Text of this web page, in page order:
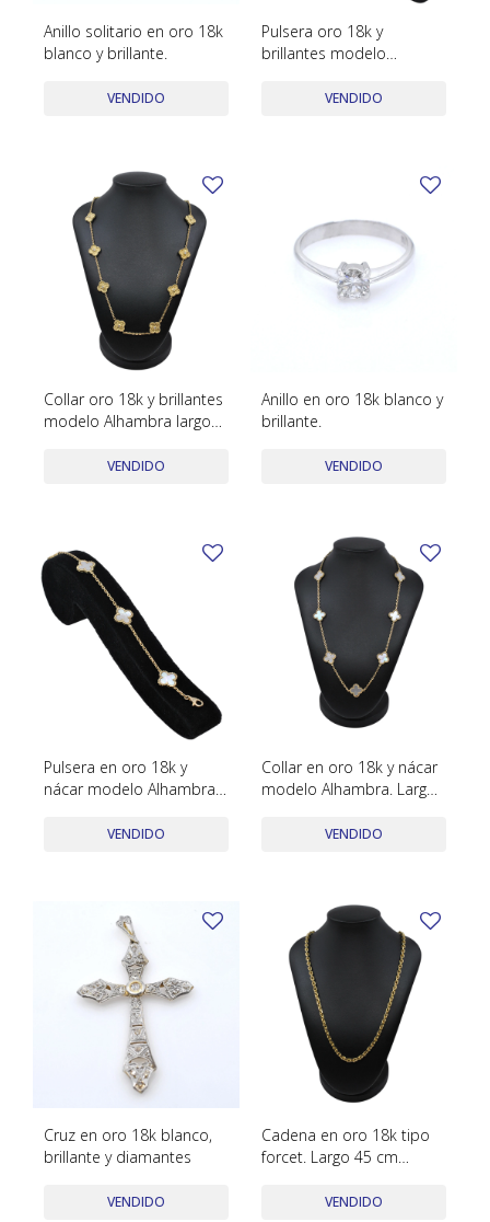
Anillo solitario en oro 18k
blanco y brillante.
VENDIDO
Pulsera oro 18k y
brillantes modelo
VENDIDO
Collar oro 18k y brillantes
modelo Alhambra largo
VENDIDO
Anillo en oro 18k blanco y
brillante.
VENDIDO
Pulsera en oro 18k y
nácar modelo Alhambra.
VENDIDO
Collar en oro 18k y nácar
modelo Alhambra. Largo
VENDIDO
Cruz en oro 18k blanco,
brillante y diamantes
VENDIDO
Cadena en oro 18k tipo
forcet. Largo 45 cm
VENDIDO